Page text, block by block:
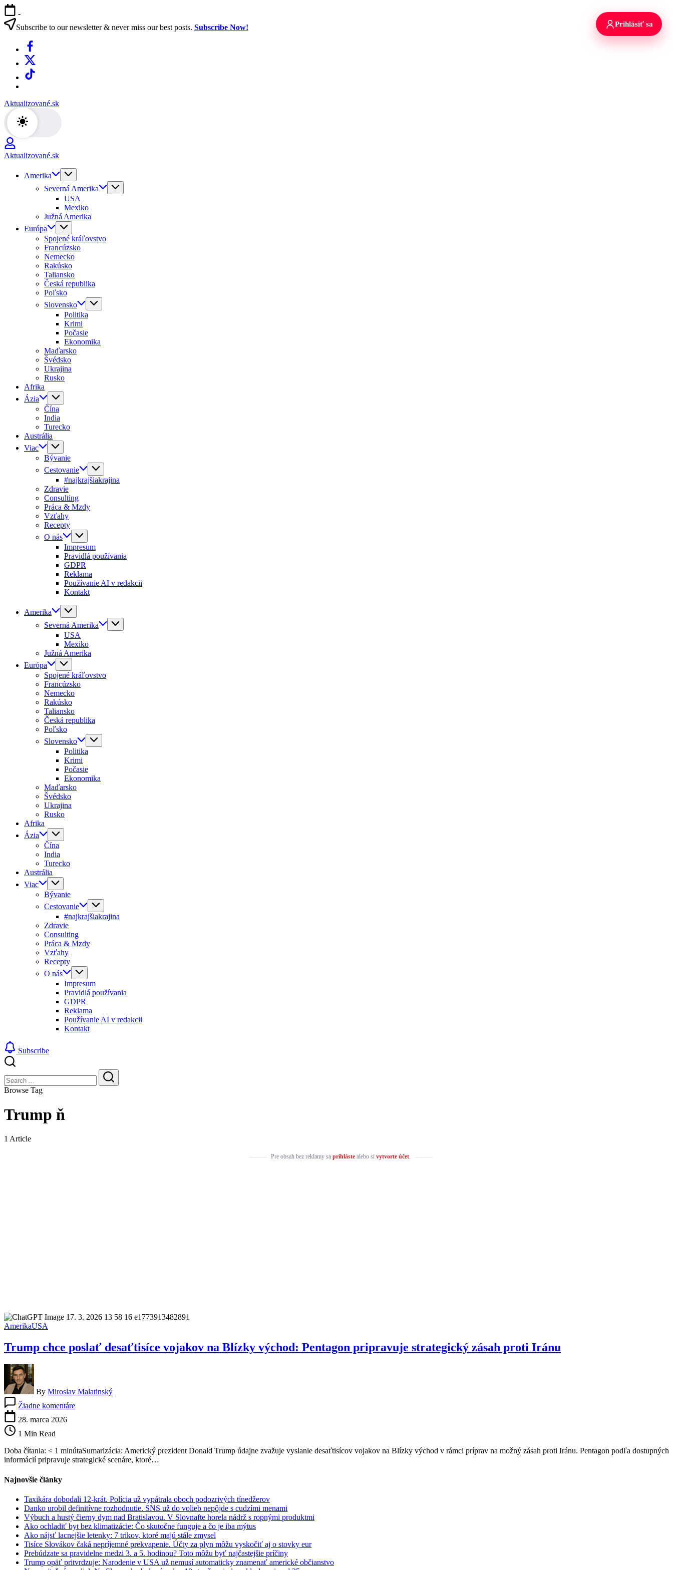
Skip
to
content
-
Subscribe to our newsletter & never miss our best posts. Subscribe Now!
Facebook
X
TikTok
Aktualizované.sk
Aktualizované.sk
Amerika
Severná Amerika
USA
Mexiko
Južná Amerika
Európa
Spojené kráľovstvo
Francúzsko
Nemecko
Rakúsko
Taliansko
Česká republika
Poľsko
Slovensko
Politika
Krimi
Počasie
Ekonomika
Maďarsko
Švédsko
Ukrajina
Rusko
Afrika
Ázia
Čína
India
Turecko
Austrália
Viac
Bývanie
Cestovanie
#najkrajšiakrajina
Zdravie
Consulting
Práca & Mzdy
Vzťahy
Recepty
O nás
Impresum
Pravidlá používania
GDPR
Reklama
Používanie AI v redakcii
Kontakt
Amerika
Severná Amerika
USA
Mexiko
Južná Amerika
Európa
Spojené kráľovstvo
Francúzsko
Nemecko
Rakúsko
Taliansko
Česká republika
Poľsko
Slovensko
Politika
Krimi
Počasie
Ekonomika
Maďarsko
Švédsko
Ukrajina
Rusko
Afrika
Ázia
Čína
India
Turecko
Austrália
Viac
Bývanie
Cestovanie
#najkrajšiakrajina
Zdravie
Consulting
Práca & Mzdy
Vzťahy
Recepty
O nás
Impresum
Pravidlá používania
GDPR
Reklama
Používanie AI v redakcii
Kontakt
Subscribe
Search
Search
Browse Tag
Trump ň
1 Article
Pre obsah bez reklamy sa prihlástealebo si vytvorte účet.
AmerikaUSA
Trump chce poslať desaťtisíce vojakov na Blízky východ: Pentagon pripravuje strategický zásah proti Iránu
By Miroslav Malatinský
Žiadne komentáreTrump
na
Blízky
strategický
zásah
proti
Iránu
28. marca 2026
1 Min Read
Doba čítania: < 1 minútaSumarizácia: Americký prezident Donald Trump údajne zvažuje vyslanie desaťtisícov vojakov na Blízky východ v rámci príprav na možný zásah proti Iránu. Pentagon podľa dostupných
informácií pripravuje strategické scenáre, ktoré…
Najnovšie články
Taxikára dobodali 12-krát. Polícia už vypátrala oboch podozrivých tínedžerov
Danko urobil definitívne rozhodnutie. SNS už do volieb nepôjde s cudzími menami
Výbuch a hustý čierny dym nad Bratislavou. V Slovnafte horela nádrž s ropnými produktmi
Ako ochladiť byt bez klimatizácie: Čo skutočne funguje a čo je iba mýtus
Ako nájsť lacnejšie letenky: 7 trikov, ktoré majú stále zmysel
Tisíce Slovákov čaká nepríjemné prekvapenie. Účty za plyn môžu vyskočiť aj o stovky eur
Prebúdzate sa pravidelne medzi 3. a 5. hodinou? Toto môžu byť najčastejšie príčiny
Trump opäť pritvrdzuje: Narodenie v USA už nemusí automaticky znamenať americké občianstvo
Prihlásiť sa